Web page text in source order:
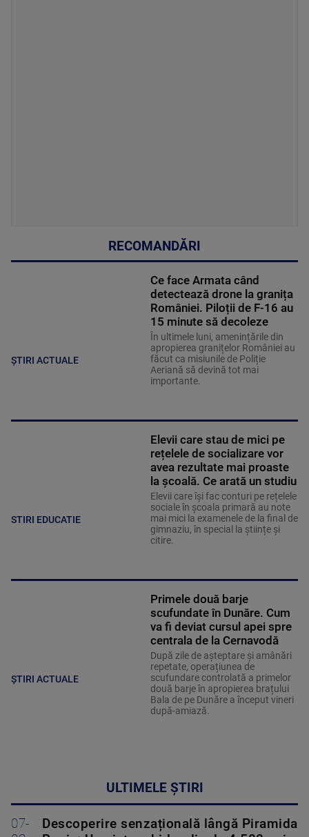
RECOMANDĂRI
ȘTIRI ACTUALE
Ce face Armata când
detectează drone la granița
României. Piloții de F-16 au
15 minute să decoleze
În ultimele luni, amenințările din
apropierea granițelor României au
făcut ca misiunile de Poliție
Aeriană să devină tot mai
importante.
STIRI EDUCATIE
Elevii care stau de mici pe
rețelele de socializare vor
avea rezultate mai proaste
la școală. Ce arată un studiu
Elevii care îşi fac conturi pe rețelele
sociale în școala primară au note
mai mici la examenele de la final de
gimnaziu, în special la științe și
citire.
ȘTIRI ACTUALE
Primele două barje
scufundate în Dunăre. Cum
va fi deviat cursul apei spre
centrala de la Cernavodă
După zile de așteptare și amânări
repetate, operațiunea de
scufundare controlată a primelor
două barje în apropierea brațului
Bala de pe Dunăre a început vineri
după-amiază.
ULTIMELE ȘTIRI
07-
Descoperire senzațională lângă Piramida